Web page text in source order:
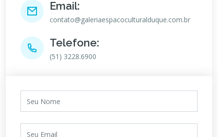
Email:
contato@galeriaespacoculturalduque.com.br
Telefone:
(51) 3228.6900